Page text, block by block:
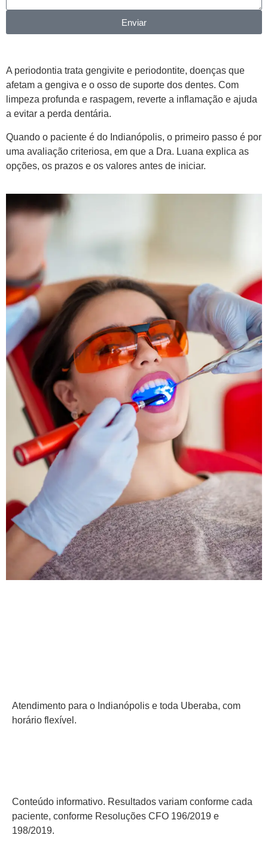
Enviar
A periodontia trata gengivite e periodontite, doenças que
afetam a gengiva e o osso de suporte dos dentes. Com
limpeza profunda e raspagem, reverte a inflamação e ajuda
a evitar a perda dentária.
Quando o paciente é do Indianópolis, o primeiro passo é por
uma avaliação criteriosa, em que a Dra. Luana explica as
opções, os prazos e os valores antes de iniciar.
Atendimento para o Indianópolis e toda Uberaba, com
horário flexível.
Conteúdo informativo. Resultados variam conforme cada
paciente, conforme Resoluções CFO 196/2019 e
198/2019.